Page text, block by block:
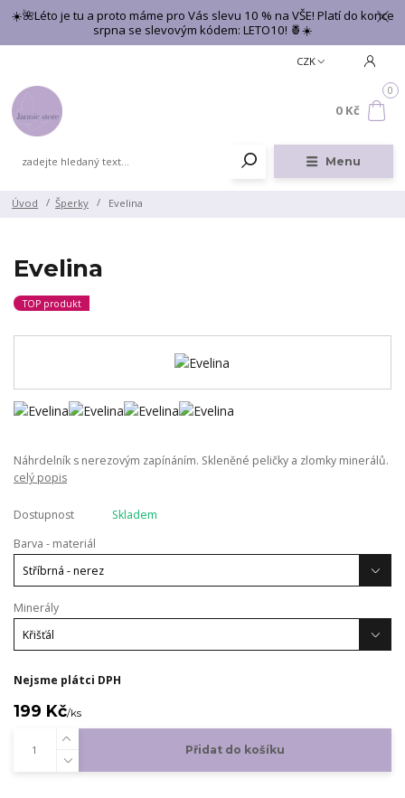
☀️🌺Léto je tu a proto máme pro Vás slevu 10 % na VŠE! Platí do konce
srpna se slevovým kódem: LETO10! 🍍☀️
Menu
CZK
0
0 Kč
Úvod Šperky Evelina
Evelina
TOP produkt
Náhrdelník s nerezovým zapínáním. Skleněné peličky a zlomky minerálů.
celý popis
Dostupnost
Skladem
Barva - materiál
Minerály
Nejsme plátci DPH
199 Kč/ks
Přidat do košíku